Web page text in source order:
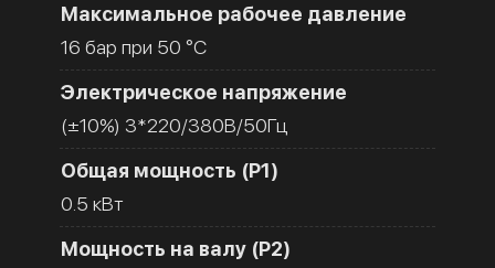
Максимальное рабочее давление
16 бар при 50 °C
Электрическое напряжение
(±10%) 3*220/380В/50Гц
Общая мощность (Р1)
0.5 кВт
Мощность на валу (Р2)